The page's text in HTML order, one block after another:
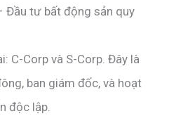
Đầu tư bất động sản quy
C-Corp và S-Corp. Đây là
ban giám đốc, và hoạt
độc lập.